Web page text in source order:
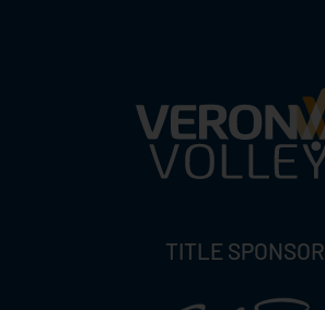
TITLE SPONSOR